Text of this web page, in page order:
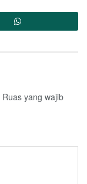
Ruas yang wajib